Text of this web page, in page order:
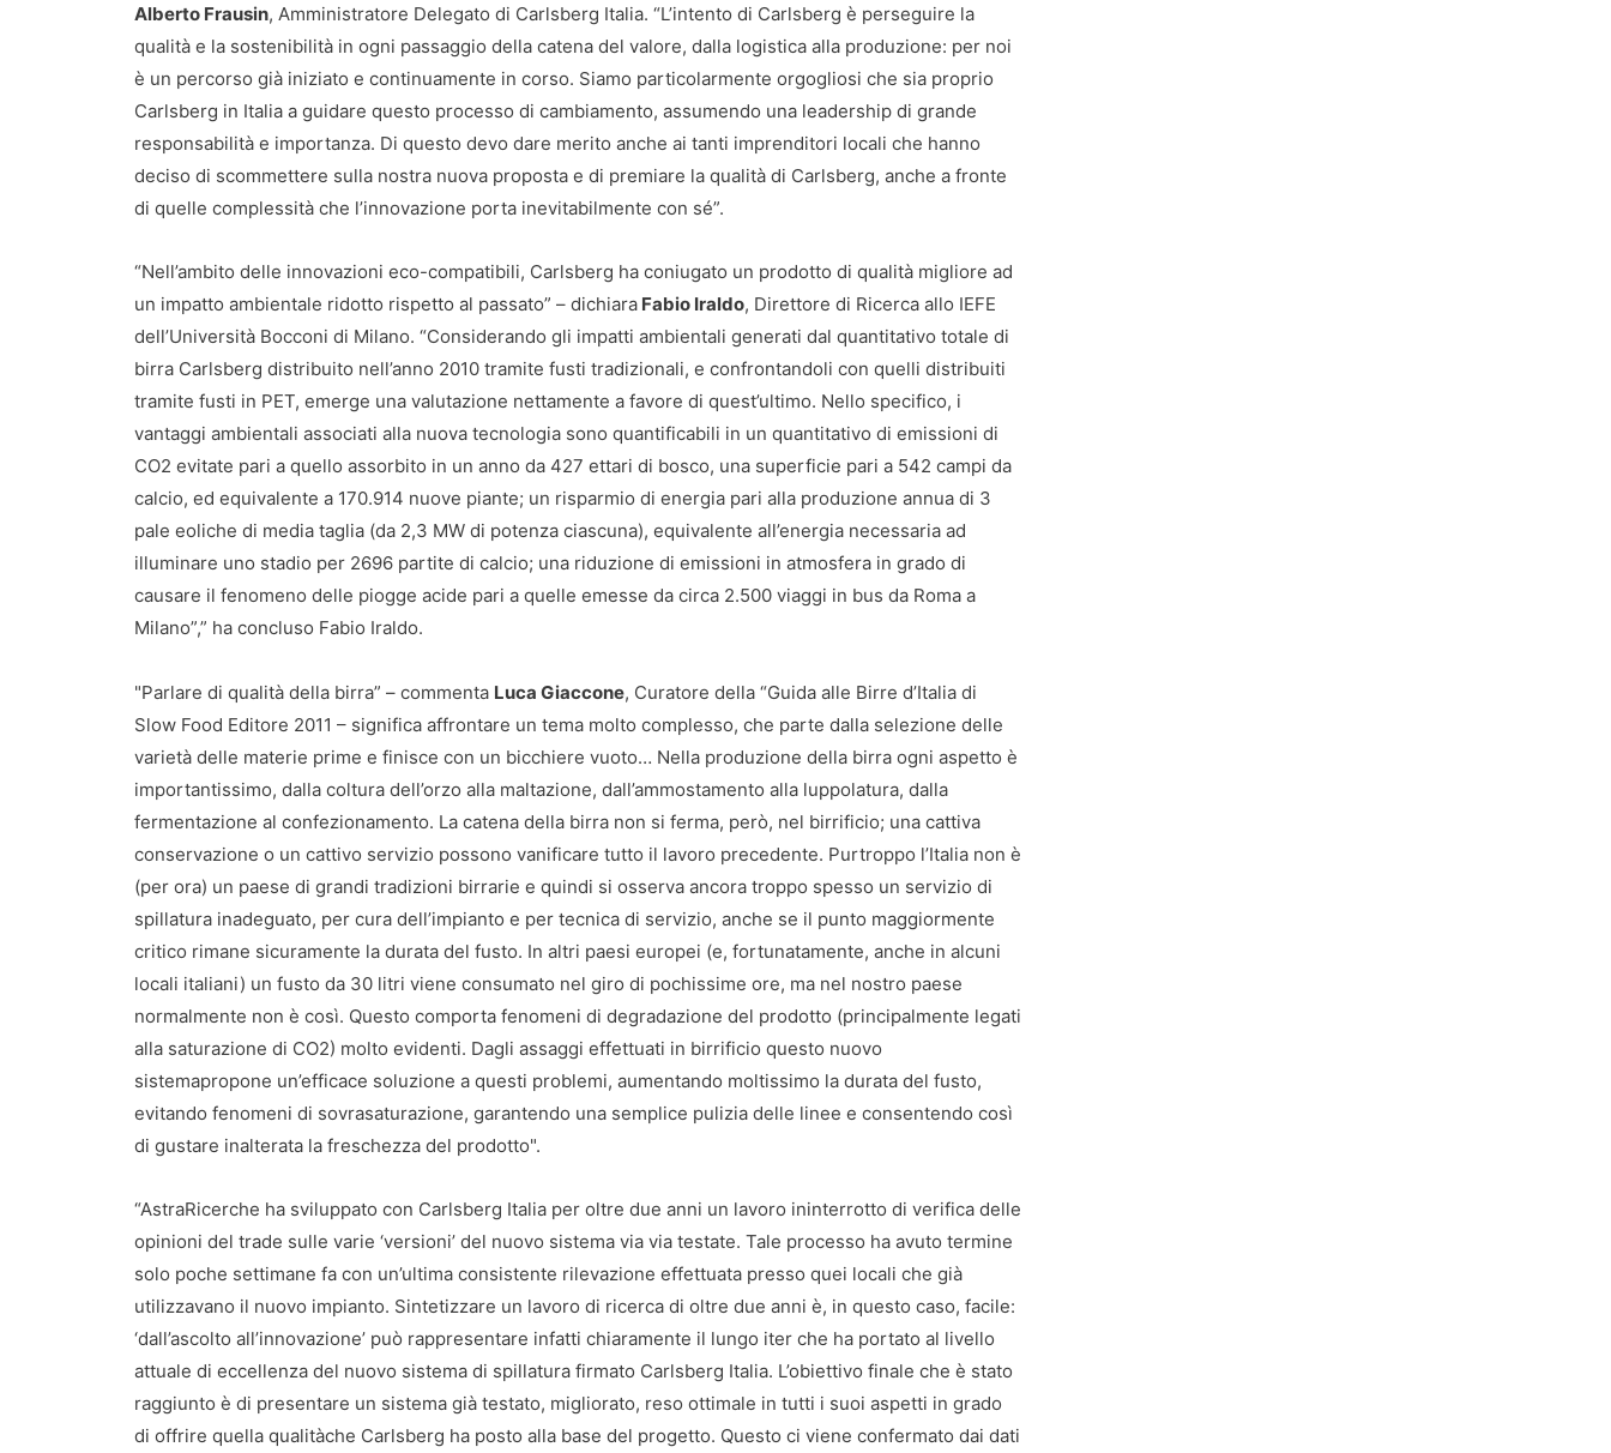
Alberto Frausin, Amministratore Delegato di Carlsberg Italia. “L’intento di Carlsberg è perseguire la
qualità e la sostenibilità in ogni passaggio della catena del valore, dalla logistica alla produzione: per noi
è un percorso già iniziato e continuamente in corso. Siamo particolarmente orgogliosi che sia proprio
Carlsberg in Italia a guidare questo processo di cambiamento, assumendo una leadership di grande
responsabilità e importanza. Di questo devo dare merito anche ai tanti imprenditori locali che hanno
deciso di scommettere sulla nostra nuova proposta e di premiare la qualità di Carlsberg, anche a fronte
di quelle complessità che l’innovazione porta inevitabilmente con sé”.
“Nell’ambito delle innovazioni eco-compatibili, Carlsberg ha coniugato un prodotto di qualità migliore ad
un impatto ambientale ridotto rispetto al passato” – dichiara Fabio Iraldo, Direttore di Ricerca allo IEFE
dell’Università Bocconi di Milano. “Considerando gli impatti ambientali generati dal quantitativo totale di
birra Carlsberg distribuito nell’anno 2010 tramite fusti tradizionali, e confrontandoli con quelli distribuiti
tramite fusti in PET, emerge una valutazione nettamente a favore di quest’ultimo. Nello specifico, i
vantaggi ambientali associati alla nuova tecnologia sono quantificabili in un quantitativo di emissioni di
CO2 evitate pari a quello assorbito in un anno da 427 ettari di bosco, una superficie pari a 542 campi da
calcio, ed equivalente a 170.914 nuove piante; un risparmio di energia pari alla produzione annua di 3
pale eoliche di media taglia (da 2,3 MW di potenza ciascuna), equivalente all’energia necessaria ad
illuminare uno stadio per 2696 partite di calcio; una riduzione di emissioni in atmosfera in grado di
causare il fenomeno delle piogge acide pari a quelle emesse da circa 2.500 viaggi in bus da Roma a
Milano”,” ha concluso Fabio Iraldo.
"Parlare di qualità della birra” – commenta Luca Giaccone, Curatore della “Guida alle Birre d’Italia di
Slow Food Editore 2011 – significa affrontare un tema molto complesso, che parte dalla selezione delle
varietà delle materie prime e finisce con un bicchiere vuoto… Nella produzione della birra ogni aspetto è
importantissimo, dalla coltura dell’orzo alla maltazione, dall’ammostamento alla luppolatura, dalla
fermentazione al confezionamento. La catena della birra non si ferma, però, nel birrificio; una cattiva
conservazione o un cattivo servizio possono vanificare tutto il lavoro precedente. Purtroppo l’Italia non è
(per ora) un paese di grandi tradizioni birrarie e quindi si osserva ancora troppo spesso un servizio di
spillatura inadeguato, per cura dell’impianto e per tecnica di servizio, anche se il punto maggiormente
critico rimane sicuramente la durata del fusto. In altri paesi europei (e, fortunatamente, anche in alcuni
locali italiani) un fusto da 30 litri viene consumato nel giro di pochissime ore, ma nel nostro paese
normalmente non è così. Questo comporta fenomeni di degradazione del prodotto (principalmente legati
alla saturazione di CO2) molto evidenti. Dagli assaggi effettuati in birrificio questo nuovo
sistemapropone un’efficace soluzione a questi problemi, aumentando moltissimo la durata del fusto,
evitando fenomeni di sovrasaturazione, garantendo una semplice pulizia delle linee e consentendo così
di gustare inalterata la freschezza del prodotto".
“AstraRicerche ha sviluppato con Carlsberg Italia per oltre due anni un lavoro ininterrotto di verifica delle
opinioni del trade sulle varie ‘versioni’ del nuovo sistema via via testate. Tale processo ha avuto termine
solo poche settimane fa con un’ultima consistente rilevazione effettuata presso quei locali che già
utilizzavano il nuovo impianto. Sintetizzare un lavoro di ricerca di oltre due anni è, in questo caso, facile:
‘dall’ascolto all’innovazione’ può rappresentare infatti chiaramente il lungo iter che ha portato al livello
attuale di eccellenza del nuovo sistema di spillatura firmato Carlsberg Italia. L’obiettivo finale che è stato
raggiunto è di presentare un sistema già testato, migliorato, reso ottimale in tutti i suoi aspetti in grado
di offrire quella qualitàche Carlsberg ha posto alla base del progetto. Questo ci viene confermato dai dati